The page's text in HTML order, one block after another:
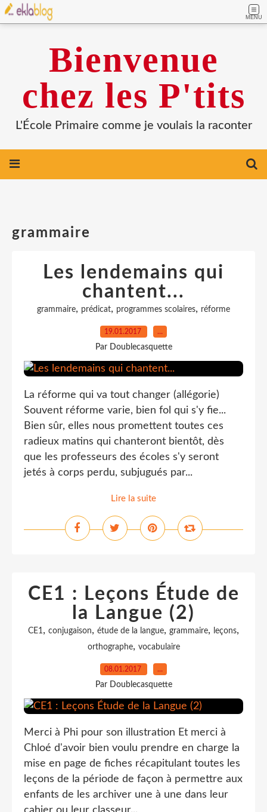
MENU
Bienvenue
chez les P'tits
L'École Primaire comme je voulais la raconter
grammaire
Les lendemains qui
chantent...
grammaire, prédicat, programmes scolaires, réforme
19.01.2017 …
Par Doublecasquette
La réforme qui va tout changer (allégorie)
Souvent réforme varie, bien fol qui s'y fie...
Bien sûr, elles nous promettent toutes ces
radieux matins qui chanteront bientôt, dès
que les professeurs des écoles s'y seront
jetés à corps perdu, subjugués par...
Lire la suite
CE1 : Leçons Étude de
la Langue (2)
CE1, conjugaison, étude de la langue, grammaire, leçons,
orthographe, vocabulaire
08.01.2017 …
Par Doublecasquette
Merci à Phi pour son illustration Et merci à
Chloé d'avoir bien voulu prendre en charge la
mise en page de fiches récapitulant toutes les
leçons de la période de façon à permettre aux
enfants de les archiver une à une dans leur